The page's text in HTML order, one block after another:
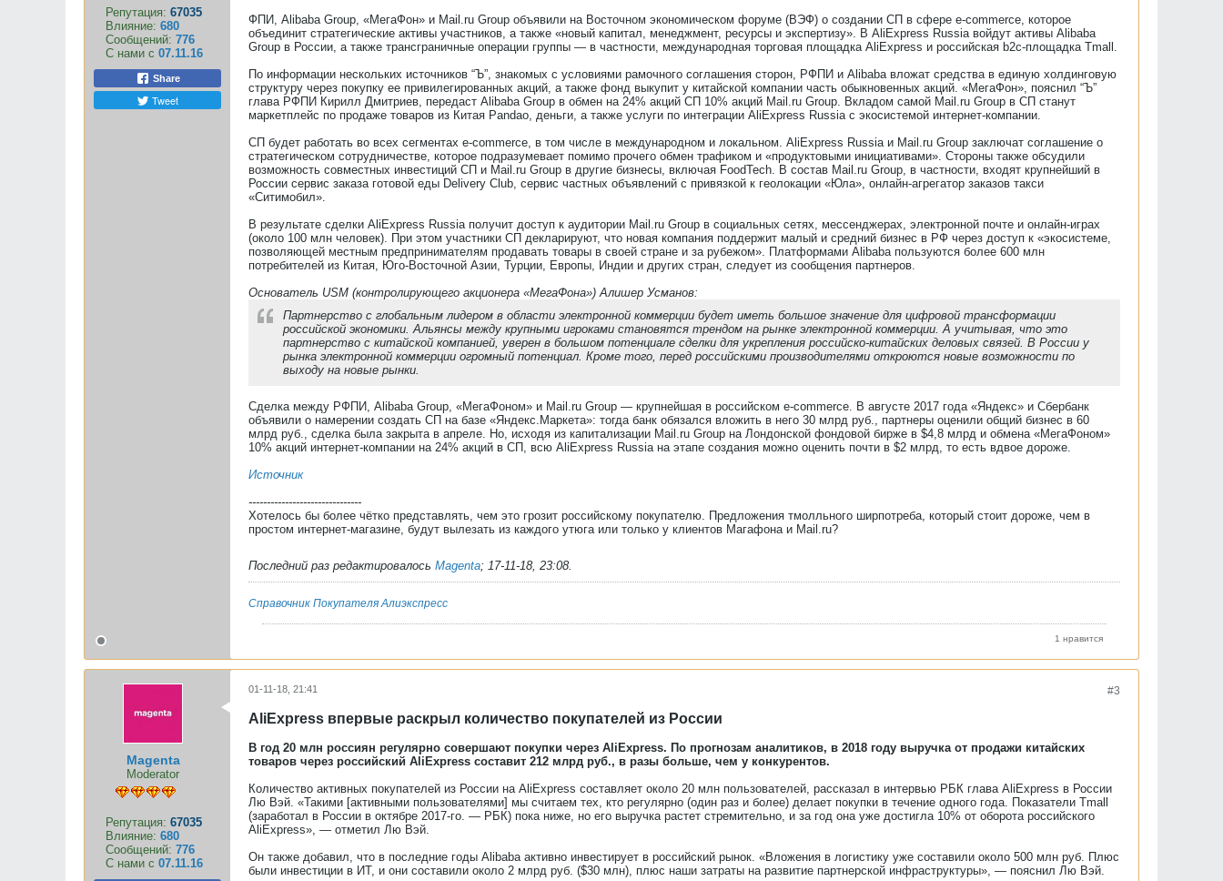
Репутация: 67035
Влияние: 680
Сообщений: 776
С нами с 07.11.16
Share
Tweet
ФПИ, Alibaba Group, «МегаФон» и Mail.ru Group объявили на Восточном экономическом форуме (ВЭФ) о создании СП в сфере e-commerce, которое
объединит стратегические активы участников, а также «новый капитал, менеджмент, ресурсы и экспертизу». В AliExpress Russia войдут активы Alibaba
Group в России, а также трансграничные операции группы — в частности, международная торговая площадка AliExpress и российская b2c-площадка Tmall.
По информации нескольких источников “Ъ”, знакомых с условиями рамочного соглашения сторон, РФПИ и Alibaba вложат средства в единую холдинговую
структуру через покупку ее привилегированных акций, а также фонд выкупит у китайской компании часть обыкновенных акций. «МегаФон», пояснил “Ъ”
глава РФПИ Кирилл Дмитриев, передаст Alibaba Group в обмен на 24% акций СП 10% акций Mail.ru Group. Вкладом самой Mail.ru Group в СП станут
маркетплейс по продаже товаров из Китая Pandao, деньги, а также услуги по интеграции AliExpress Russia с экосистемой интернет-компании.
СП будет работать во всех сегментах e-commerce, в том числе в международном и локальном. AliExpress Russia и Mail.ru Group заключат соглашение о
стратегическом сотрудничестве, которое подразумевает помимо прочего обмен трафиком и «продуктовыми инициативами». Стороны также обсудили
возможность совместных инвестиций СП и Mail.ru Group в другие бизнесы, включая FoodTech. В состав Mail.ru Group, в частности, входят крупнейший в
России сервис заказа готовой еды Delivery Club, сервис частных объявлений с привязкой к геолокации «Юла», онлайн-агрегатор заказов такси
«Ситимобил».
В результате сделки AliExpress Russia получит доступ к аудитории Mail.ru Group в социальных сетях, мессенджерах, электронной почте и онлайн-играх
(около 100 млн человек). При этом участники СП декларируют, что новая компания поддержит малый и средний бизнес в РФ через доступ к «экосистеме,
позволяющей местным предпринимателям продавать товары в своей стране и за рубежом». Платформами Alibaba пользуются более 600 млн
потребителей из Китая, Юго-Восточной Азии, Турции, Европы, Индии и других стран, следует из сообщения партнеров.
Основатель USM (контролирующего акционера «МегаФона») Алишер Усманов:
Партнерство с глобальным лидером в области электронной коммерции будет иметь большое значение для цифровой трансформации
российской экономики. Альянсы между крупными игроками становятся трендом на рынке электронной коммерции. А учитывая, что это
партнерство с китайской компанией, уверен в большом потенциале сделки для укрепления российско-китайских деловых связей. В России у
рынка электронной коммерции огромный потенциал. Кроме того, перед российскими производителями откроются новые возможности по
выходу на новые рынки.
Сделка между РФПИ, Alibaba Group, «МегаФоном» и Mail.ru Group — крупнейшая в российском e-commerce. В августе 2017 года «Яндекс» и Сбербанк
объявили о намерении создать СП на базе «Яндекс.Маркета»: тогда банк обязался вложить в него 30 млрд руб., партнеры оценили общий бизнес в 60
млрд руб., сделка была закрыта в апреле. Но, исходя из капитализации Mail.ru Group на Лондонской фондовой бирже в $4,8 млрд и обмена «МегаФоном»
10% акций интернет-компании на 24% акций в СП, всю AliExpress Russia на этапе создания можно оценить почти в $2 млрд, то есть вдвое дороже.
Источник
-------------------------------
Хотелось бы более чётко представлять, чем это грозит российскому покупателю. Предложения тмолльного ширпотреба, который стоит дороже, чем в
простом интернет-магазине, будут вылезать из каждого утюга или только у клиентов Магафона и Mail.ru?
Последний раз редактировалось Magenta; 17-11-18, 23:08.
Справочник Покупателя Алиэкспресс
1 нравится
Magenta
Moderator
Репутация: 67035
Влияние: 680
Сообщений: 776
С нами с 07.11.16
#3
01-11-18, 21:41
AliExpress впервые раскрыл количество покупателей из России
В год 20 млн россиян регулярно совершают покупки через AliExpress. По прогнозам аналитиков, в 2018 году выручка от продажи китайских
товаров через российский AliExpress составит 212 млрд руб., в разы больше, чем у конкурентов.
Количество активных покупателей из России на AliExpress составляет около 20 млн пользователей, рассказал в интервью РБК глава AliExpress в России
Лю Вэй. «Такими [активными пользователями] мы считаем тех, кто регулярно (один раз и более) делает покупки в течение одного года. Показатели Tmall
(заработал в России в октябре 2017-го. — РБК) пока ниже, но его выручка растет стремительно, и за год она уже достигла 10% от оборота российского
AliExpress», — отметил Лю Вэй.
Он также добавил, что в последние годы Alibaba активно инвестирует в российский рынок. «Вложения в логистику уже составили около 500 млн руб. Плюс
были инвестиции в ИТ, и они составили около 2 млрд руб. ($30 млн), плюс наши затраты на развитие партнерской инфраструктуры», — пояснил Лю Вэй.